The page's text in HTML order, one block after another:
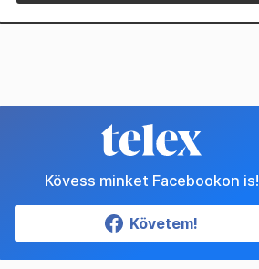
Kövess minket Facebookon is!
Követem!